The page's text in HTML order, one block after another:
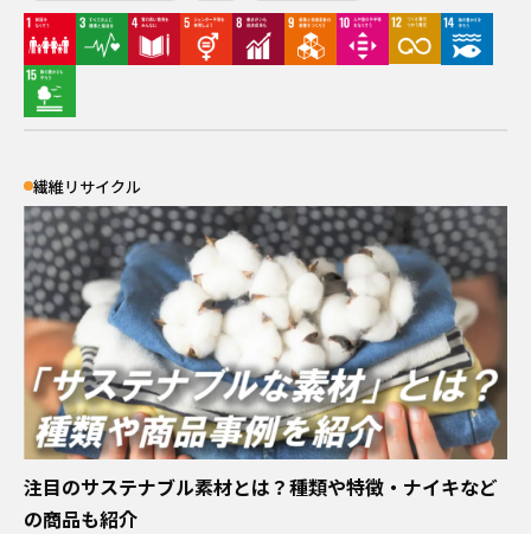
繊維リサイクル
注目のサステナブル素材とは？種類や特徴・ナイキなど
の商品も紹介